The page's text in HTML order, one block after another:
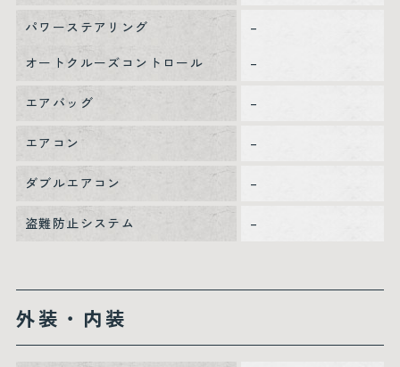
パワーステアリング
–
オートクルーズコントロール
–
エアバッグ –
エアコン –
ダブルエアコン –
盗難防止システム –
外装・内装